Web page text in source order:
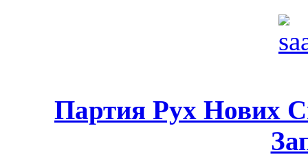
Партия Рух Нових